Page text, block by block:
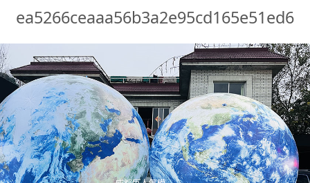
ea5266ceaaa56b3a2e95cd165e51ed6